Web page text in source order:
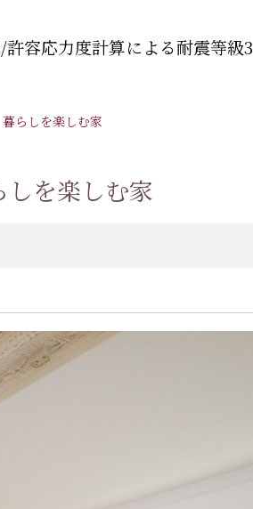
容応力度計算による耐震等級3
らしを楽しむ家
を楽しむ家